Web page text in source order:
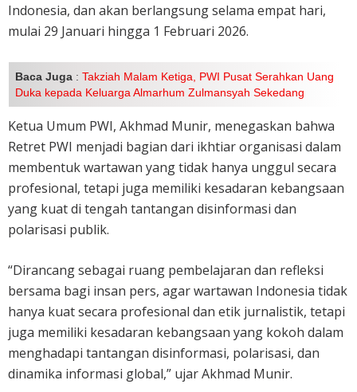
Indonesia, dan akan berlangsung selama empat hari,
mulai 29 Januari hingga 1 Februari 2026.
Baca Juga : Takziah Malam Ketiga, PWI Pusat Serahkan Uang
Duka kepada Keluarga Almarhum Zulmansyah Sekedang
Ketua Umum PWI, Akhmad Munir, menegaskan bahwa
Retret PWI menjadi bagian dari ikhtiar organisasi dalam
membentuk wartawan yang tidak hanya unggul secara
profesional, tetapi juga memiliki kesadaran kebangsaan
yang kuat di tengah tantangan disinformasi dan
polarisasi publik.
“Dirancang sebagai ruang pembelajaran dan refleksi
bersama bagi insan pers, agar wartawan Indonesia tidak
hanya kuat secara profesional dan etik jurnalistik, tetapi
juga memiliki kesadaran kebangsaan yang kokoh dalam
menghadapi tantangan disinformasi, polarisasi, dan
dinamika informasi global,” ujar Akhmad Munir.